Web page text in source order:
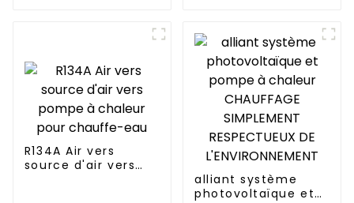
l'approvisionnement
en eau chaude
dans un seul
système économe
en énergie.
R134A Air vers
source d'air vers
alliant système
photovoltaïque et